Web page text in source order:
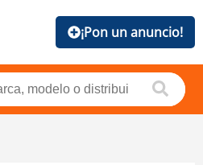
¡Pon un anuncio!